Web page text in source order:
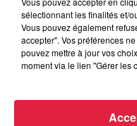
Velouté de butternut,
sélectionnant les finalités et/
Vous pouvez également
accepter". Vos préférences
pouvez mettre à jour vos
moment via le lien "Gérer les